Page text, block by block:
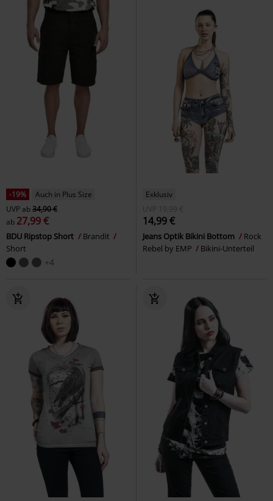
-19%
Auch in Plus Size
UVPab34,90 €
ab 27,99 €
BDU Ripstop Short
Brandit
Short
+4
Exklusiv
UVP
19,99 €
14,99 €
Jeans Optik Bikini Bottom
Rock
Rebel by EMP
Bikini-Unterteil